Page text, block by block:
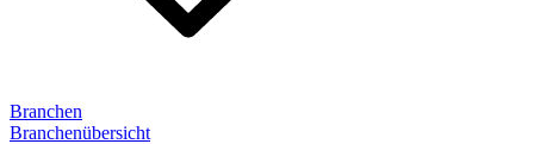
Branchen
Branchenübersicht